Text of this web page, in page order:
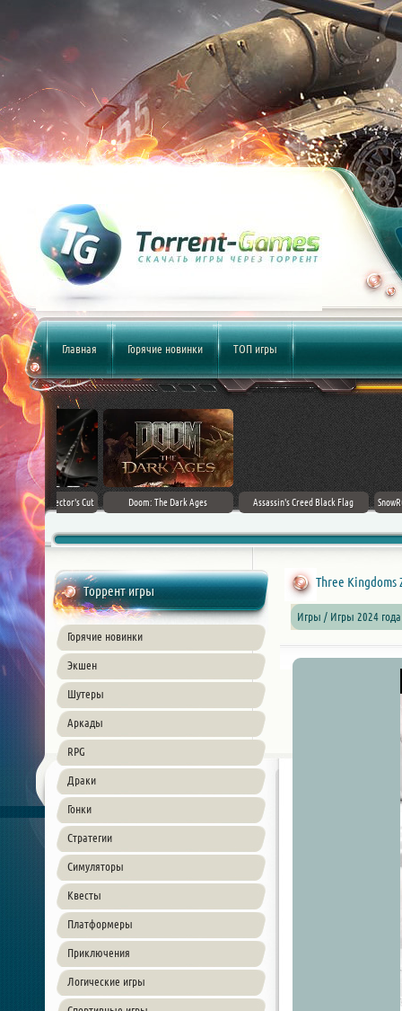
Главная Горячие новинки ТОП игры
Cut
DLC] (2024)
Doom: The Dark Ages
Assassin's Creed Black Flag
SnowRunner -
Торрент игры
Горячие новинки
Экшен
Шутеры
Аркады
RPG
Драки
Гонки
Стратегии
Симуляторы
Квесты
Платформеры
Приключения
Логические игры
Three Kingdoms
Игры / Игры 2024